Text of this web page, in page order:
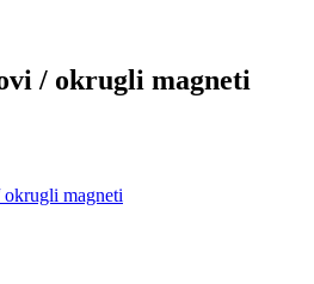
/ okrugli magneti
magneti